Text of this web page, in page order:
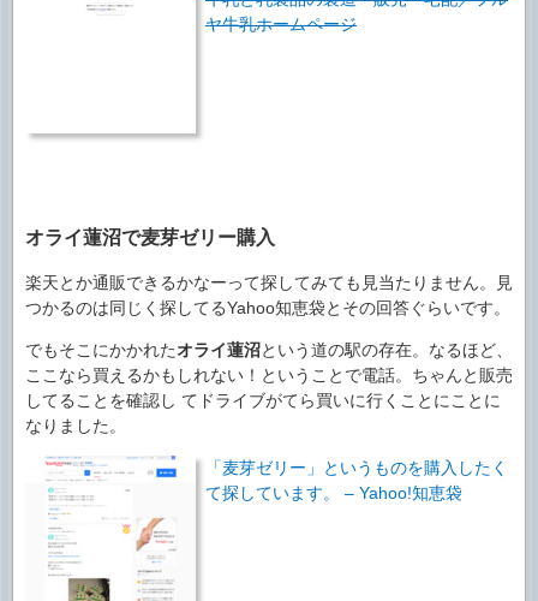
ヤ牛乳ホームページ
オライ蓮沼で麦芽ゼリー購入
楽天とか通販できるかなーって探してみても見当たりません。見
つかるのは同じく探してるYahoo知恵袋とその回答ぐらいです。
でもそこにかかれたオライ蓮沼という道の駅の存在。なるほど、
ここなら買えるかもしれない！ということで電話。ちゃんと販売
してることを確認し てドライブがてら買いに行くことにことに
なりました。
「麦芽ゼリー」というものを購入したく
て探しています。 – Yahoo!知恵袋